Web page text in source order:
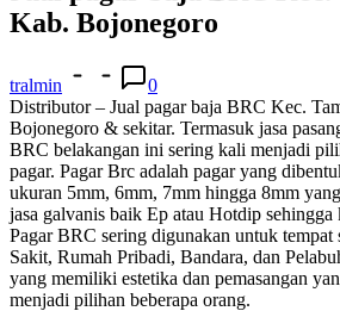
Kab. Bojonegoro
tralmin
0
Distributor – Jual pagar baja BRC Kec.
Bojonegoro & sekitar. Termasuk jasa
BRC belakangan ini sering kali menjadi
pagar. Pagar Brc adalah pagar yang
ukuran 5mm, 6mm, 7mm hingga 8mm
jasa galvanis baik Ep atau Hotdip sehingga
Pagar BRC sering digunakan untuk tempat
Sakit, Rumah Pribadi, Bandara, dan
yang memiliki estetika dan pemasangan
menjadi pilihan beberapa orang.